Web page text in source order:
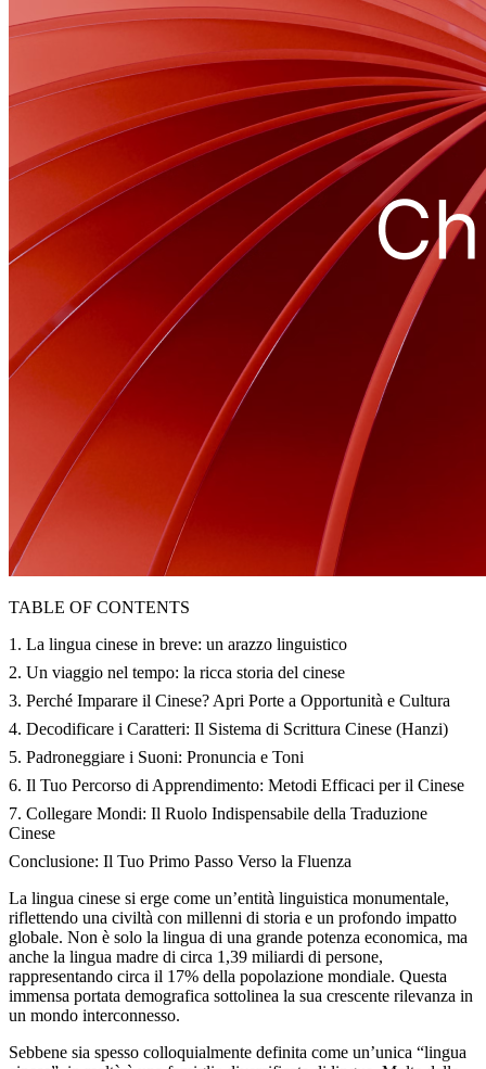
TABLE OF CONTENTS
1. La lingua cinese in breve: un arazzo linguistico
2. Un viaggio nel tempo: la ricca storia del cinese
3. Perché Imparare il Cinese? Apri Porte a Opportunità e Cultura
4. Decodificare i Caratteri: Il Sistema di Scrittura Cinese (Hanzi)
5. Padroneggiare i Suoni: Pronuncia e Toni
6. Il Tuo Percorso di Apprendimento: Metodi Efficaci per il Cinese
7. Collegare Mondi: Il Ruolo Indispensabile della Traduzione
Cinese
Conclusione: Il Tuo Primo Passo Verso la Fluenza
La lingua cinese si erge come un’entità linguistica monumentale,
riflettendo una civiltà con millenni di storia e un profondo impatto
globale. Non è solo la lingua di una grande potenza economica, ma
anche la lingua madre di circa 1,39 miliardi di persone,
rappresentando circa il 17% della popolazione mondiale. Questa
immensa portata demografica sottolinea la sua crescente rilevanza in
un mondo interconnesso.
Sebbene sia spesso colloquialmente definita come un’unica “lingua